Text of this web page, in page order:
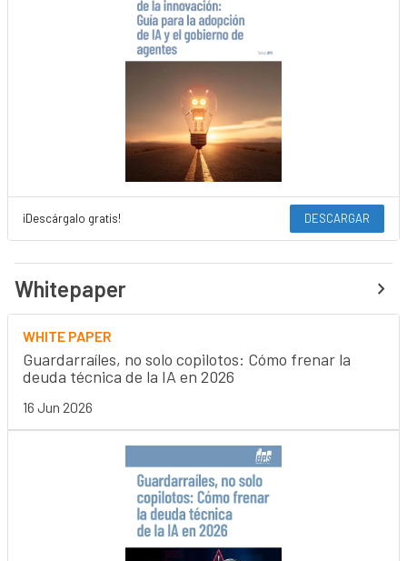
¡Descárgalo gratis! DESCARGAR
Whitepaper
WHITE PAPER
Guardarraíles, no solo copilotos: Cómo frenar la
deuda técnica de la IA en 2026
16 Jun 2026